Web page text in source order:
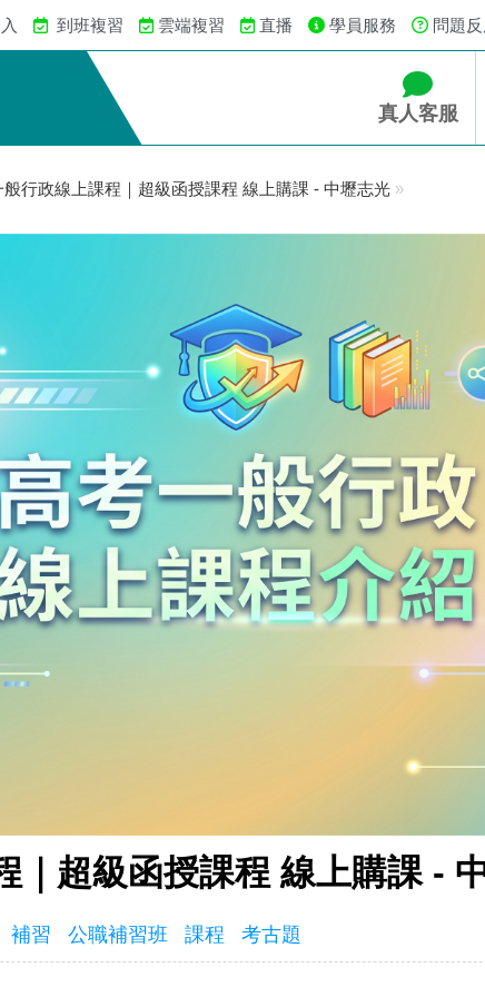
到班複習 雲端複習 直播 學員服務 問題
真人客服
般行政線上課程｜超級函授課程 線上購課 - 中壢志光 »
｜超級函授課程 線上購課 -
補習 公職補習班 課程 考古題